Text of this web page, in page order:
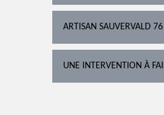
ARTISAN SAUVERVALD
UNE INTERVENTION À